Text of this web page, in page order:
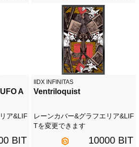
A
ア&LIF
BIT
IIDX INFINITAS
Ventriloquist
レーンカバー&グラフエリア&LIF
Tを変更できます
10000 BIT